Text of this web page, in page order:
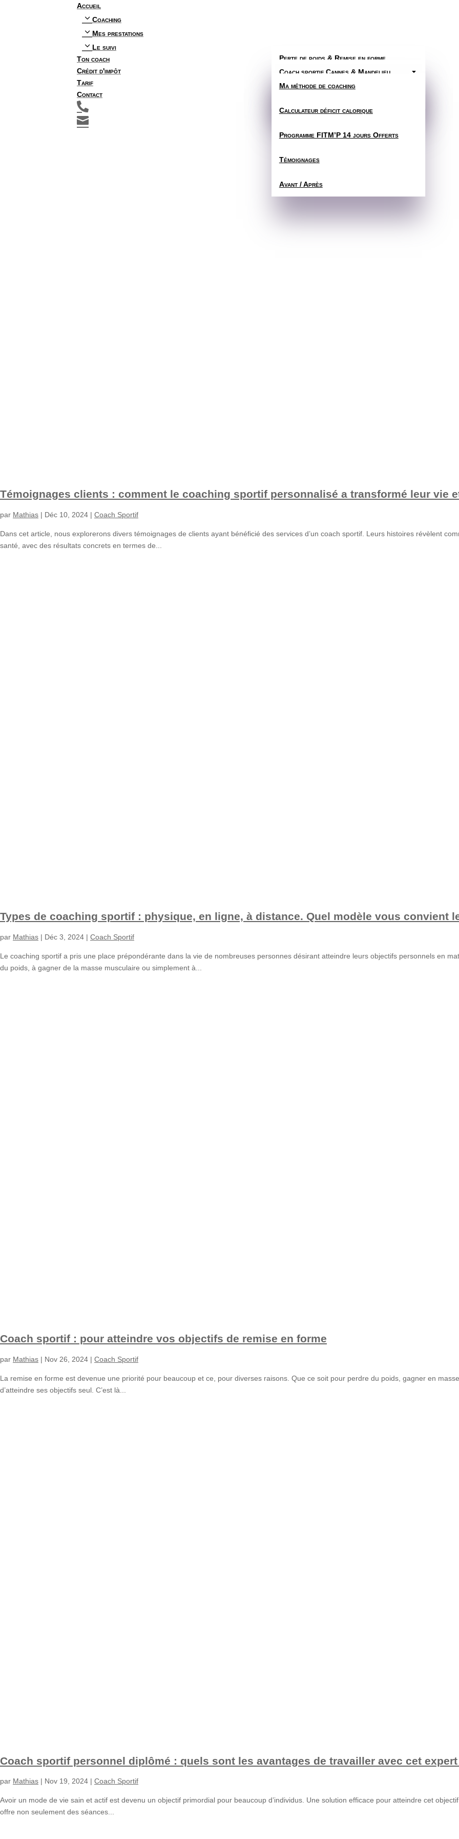
Accueil
3 Coaching
Perte de poids & Remise en forme
Préparation physique
3 Mes prestations
Coach sportif Cannes & Mandelieu C
3 Le suivi
Ma méthode de coaching
Calculateur déficit calorique
Programme FITM’P 14 jours Offerts
Témoignages
Avant / Après
Ton coach
Crédit d'impôt
Tarif
Contact


Témoignages clients : comment le coaching sportif personnalisé a transformé leur vie
par Mathias | Déc 10, 2024 | Coach Sportif
Dans cet article, nous explorerons divers témoignages de clients ayant bénéficié des services d’un coach sportif. Leurs histoires révèlent
santé, avec des résultats concrets en termes de...
Types de coaching sportif : physique, en ligne, à distance. Quel modèle vous convient
par Mathias | Déc 3, 2024 | Coach Sportif
Le coaching sportif a pris une place prépondérante dans la vie de nombreuses personnes désirant atteindre leurs objectifs personnels en
du poids, à gagner de la masse musculaire ou simplement à...
Coach sportif : pour atteindre vos objectifs de remise en forme
par Mathias | Nov 26, 2024 | Coach Sportif
La remise en forme est devenue une priorité pour beaucoup et ce, pour diverses raisons. Que ce soit pour perdre du poids, gagner en
d’atteindre ses objectifs seul. C’est là...
Coach sportif personnel diplômé : quels sont les avantages de travailler avec cet expert
par Mathias | Nov 19, 2024 | Coach Sportif
Avoir un mode de vie sain et actif est devenu un objectif primordial pour beaucoup d’individus. Une solution efficace pour atteindre cet
offre non seulement des séances...